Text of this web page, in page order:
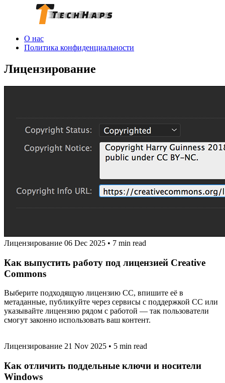
О нас
Политика конфиденциальности
Лицензирование
Лицензирование 06 Dec 2025 • 7 min read
Как выпустить работу под лицензией Creative
Commons
Выберите подходящую лицензию CC, впишите её в
метаданные, публикуйте через сервисы с поддержкой CC или
указывайте лицензию рядом с работой — так пользователи
смогут законно использовать ваш контент.
Лицензирование 21 Nov 2025 • 5 min read
Как отличить поддельные ключи и носители
Windows